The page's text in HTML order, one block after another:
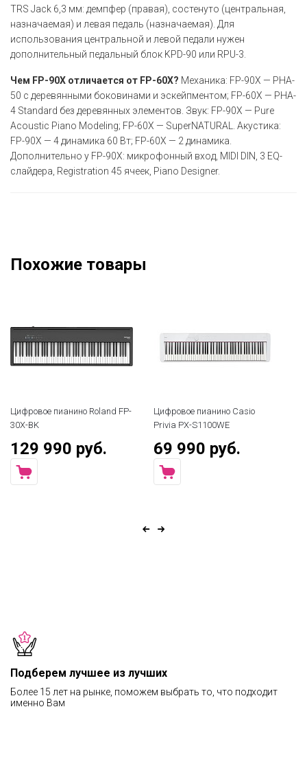
TRS Jack 6,3 мм: демпфер (правая), состенуто (центральная,
назначаемая) и левая педаль (назначаемая). Для
использования центральной и левой педали нужен
дополнительный педальный блок KPD-90 или RPU-3.
Чем FP-90X отличается от FP-60X? Механика: FP-90X — PHA-
50 с деревянными боковинами и эскейпментом; FP-60X — PHA-
4 Standard без деревянных элементов. Звук: FP-90X — Pure
Acoustic Piano Modeling; FP-60X — SuperNATURAL. Акустика:
FP-90X — 4 динамика 60 Вт; FP-60X — 2 динамика.
Дополнительно у FP-90X: микрофонный вход, MIDI DIN, 3 EQ-
слайдера, Registration 45 ячеек, Piano Designer.
Похожие товары
Цифровое пианино Roland FP-
30X-BK
129 990 руб.
Цифровое пианино Casio
Privia PX-S1100WE
69 990 руб.
Подберем лучшее из лучших
Более 15 лет на рынке, поможем выбрать то, что подходит
именно Вам